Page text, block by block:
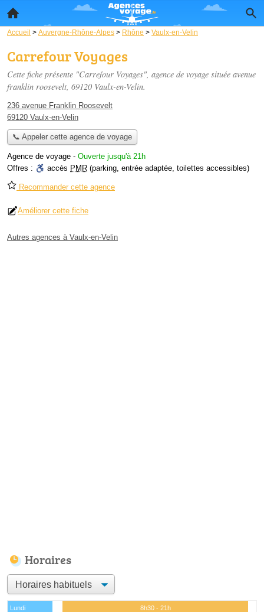
Accueil > Auvergne-Rhône-Alpes > Rhône > Vaulx-en-Velin
Carrefour Voyages
Cette fiche présente "Carrefour Voyages", agence de voyage située avenue
franklin roosevelt, 69120 Vaulx-en-Velin.
236 avenue Franklin Roosevelt
69120 Vaulx-en-Velin
📞 Appeler cette agence de voyage
Agence de voyage - Ouverte jusqu'à 21h
Offres :
accès PMR (parking, entrée adaptée, toilettes accessibles)
Recommander cette agence
Améliorer cette fiche
Autres agences à Vaulx-en-Velin
Horaires
Lundi
8h30 - 21h